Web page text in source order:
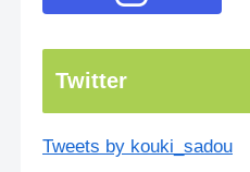
Twitter
Tweets by kouki_sadou